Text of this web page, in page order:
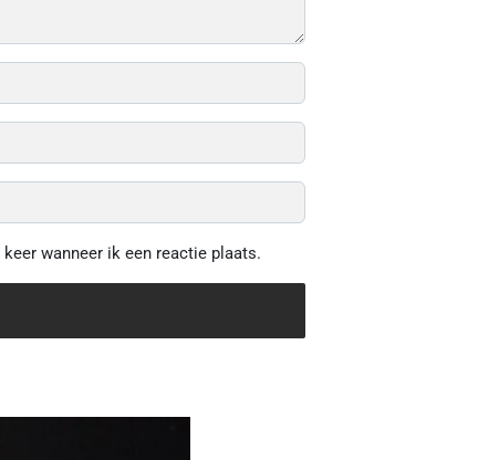
wanneer ik een reactie plaats.